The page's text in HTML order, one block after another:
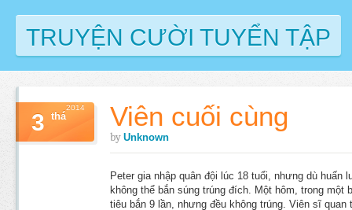
TRUYỆN CƯỜI TUYỂN TẬP
Viên cuối cùng
by Unknown
3 thá
2014
Peter gia nhập quân đội lúc 18 tuổi, nhưng dù huấn
không thể bắn súng trúng đích. Một hôm, trong một
tiêu bắn 9 lần, nhưng đều không trúng. Viên sĩ quan